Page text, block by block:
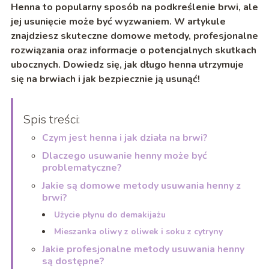
Henna to popularny sposób na podkreślenie brwi, ale
jej usunięcie może być wyzwaniem. W artykule
znajdziesz skuteczne domowe metody, profesjonalne
rozwiązania oraz informacje o potencjalnych skutkach
ubocznych. Dowiedz się, jak długo henna utrzymuje
się na brwiach i jak bezpiecznie ją usunąć!
Spis treści:
Czym jest henna i jak działa na brwi?
Dlaczego usuwanie henny może być
problematyczne?
Jakie są domowe metody usuwania henny z
brwi?
Użycie płynu do demakijażu
Mieszanka oliwy z oliwek i soku z cytryny
Jakie profesjonalne metody usuwania henny
są dostępne?